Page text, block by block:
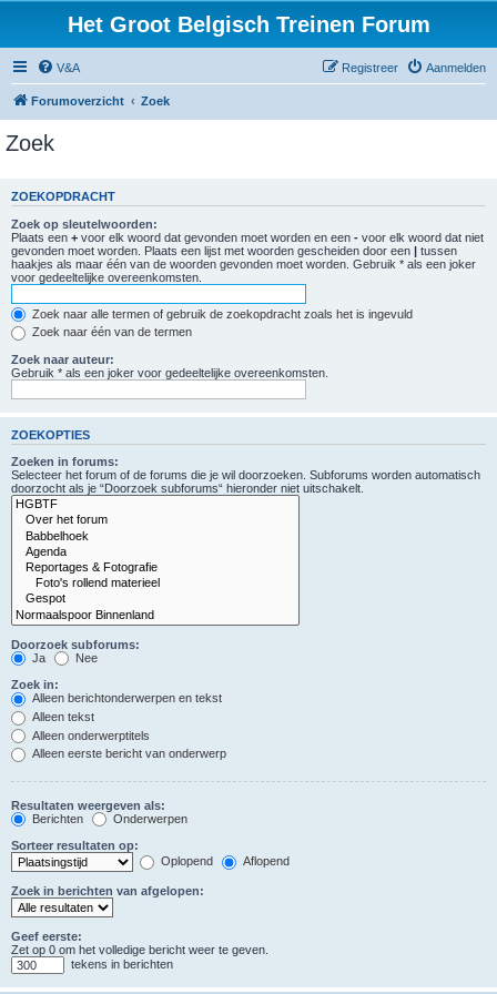
Het Groot Belgisch Treinen Forum
V&A Aanmelden
Registreer
Forumoverzicht Zoek
Zoek
ZOEKOPDRACHT
Zoek op sleutelwoorden:
Plaats een + voor elk woord dat gevonden moet worden en een - voor elk woord dat niet
gevonden moet worden. Plaats een lijst met woorden gescheiden door een | tussen
haakjes als maar één van de woorden gevonden moet worden. Gebruik * als een joker
voor gedeeltelijke overeenkomsten.
Zoek naar alle termen of gebruik de zoekopdracht zoals het is ingevuld
Zoek naar één van de termen
Zoek naar auteur:
Gebruik * als een joker voor gedeeltelijke overeenkomsten.
ZOEKOPTIES
Zoeken in forums:
Selecteer het forum of de forums die je wil doorzoeken. Subforums worden automatisch
doorzocht als je “Doorzoek subforums“ hieronder niet uitschakelt.
Doorzoek subforums:
Ja
Nee
Zoek in:
Alleen berichtonderwerpen en tekst
Alleen tekst
Alleen onderwerptitels
Alleen eerste bericht van onderwerp
Resultaten weergeven als:
Berichten
Onderwerpen
Sorteer resultaten op:
Oplopend
Aflopend
Zoek in berichten van afgelopen:
Geef eerste:
Zet op 0 om het volledige bericht weer te geven.
tekens in berichten